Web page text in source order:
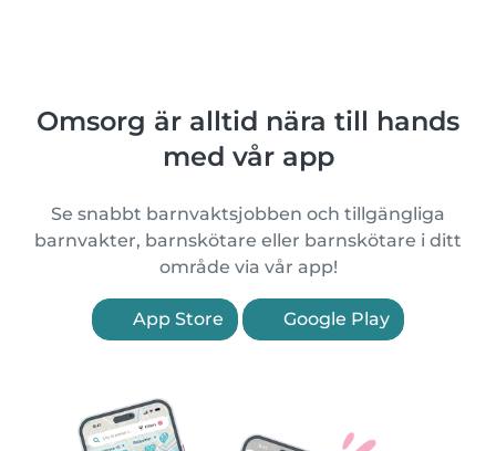
Omsorg är alltid nära till hands
med vår app
Se snabbt barnvaktsjobben och tillgängliga
barnvakter, barnskötare eller barnskötare i ditt
område via vår app!
App Store Google Play